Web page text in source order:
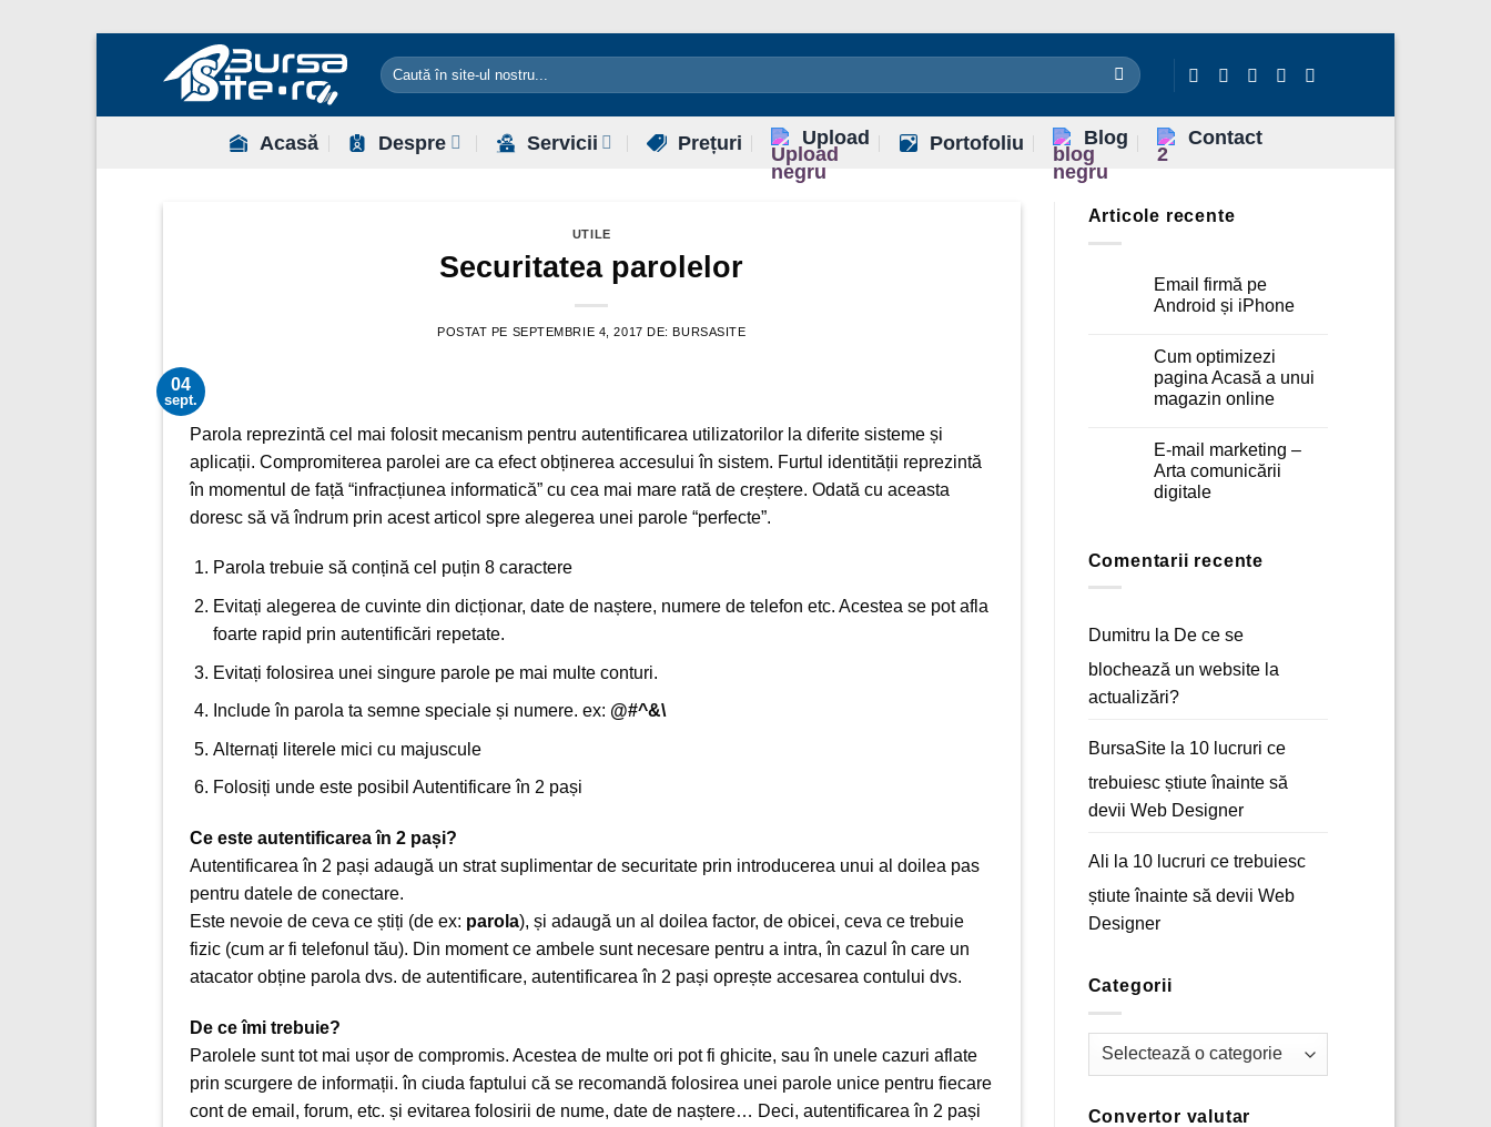
Acasă Despre Servicii Prețuri Upload Portofoliu Blog Contact
UTILE
Securitatea parolelor
POSTAT PE SEPTEMBRIE 4, 2017 DE:BURSASITE
04
sept.
Parola reprezintă cel mai folosit mecanism pentru autentificarea utilizatorilor la diferite sisteme și
aplicații. Compromiterea parolei are ca efect obținerea accesului în sistem. Furtul identității reprezintă
în momentul de față “infracțiunea informatică” cu cea mai mare rată de creștere. Odată cu aceasta
doresc să vă îndrum prin acest articol spre alegerea unei parole “perfecte”.
Parola trebuie să conțină cel puțin 8 caractere
Evitați alegerea de cuvinte din dicționar, date de naștere, numere de telefon etc. Acestea se pot afla
foarte rapid prin autentificări repetate.
Evitați folosirea unei singure parole pe mai multe conturi.
Include în parola ta semne speciale și numere. ex: @#^&\
Alternați literele mici cu majuscule
Folosiți unde este posibil Autentificare în 2 pași
Ce este autentificarea în 2 pași?
Autentificarea în 2 pași adaugă un strat suplimentar de securitate prin introducerea unui al doilea pas
pentru datele de conectare.
Este nevoie de ceva ce știți (de ex: parola), și adaugă un al doilea factor, de obicei, ceva ce trebuie
fizic (cum ar fi telefonul tău). Din moment ce ambele sunt necesare pentru a intra, în cazul în care un
atacator obține parola dvs. de autentificare, autentificarea în 2 pași oprește accesarea contului dvs.
De ce îmi trebuie?
Parolele sunt tot mai ușor de compromis. Acestea de multe ori pot fi ghicite, sau în unele cazuri aflate
prin scurgere de informații. în ciuda faptului că se recomandă folosirea unei parole unice pentru fiecare
cont de email, forum, etc. și evitarea folosirii de nume, date de naștere… Deci, autentificarea în 2 pași
Articole recente
Email firmă pe
Android și iPhone
la
firmă
pe
iPhone
Cum optimizezi
pagina Acasă a unui
magazin online
la
Cum
optimizezi
pagina
online
E-mail marketing –
Arta comunicării
digitale
E-
mail
comunicării
digitale
Comentarii recente
Dumitru la De ce se
blochează un website la
actualizări?
BursaSitela 10 lucruri ce
trebuiesc știute înainte să
devii Web Designer
Ali la 10 lucruri ce trebuiesc
știute înainte să devii Web
Designer
Categorii
Categorii
Convertor valutar